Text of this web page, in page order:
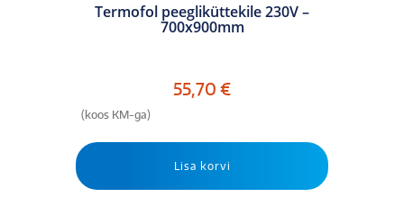
Termofol peegliküttekile 230V –
700x900mm
55,70 €
(koos KM-ga)
Lisa korvi